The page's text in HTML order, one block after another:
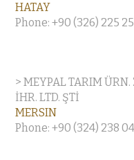
HATAY
Phone: +90 (326) 225
> MEYPAL TARIM ÜRN.
İHR. LTD. ŞTİ
MERSIN
Phone: +90 (324) 238